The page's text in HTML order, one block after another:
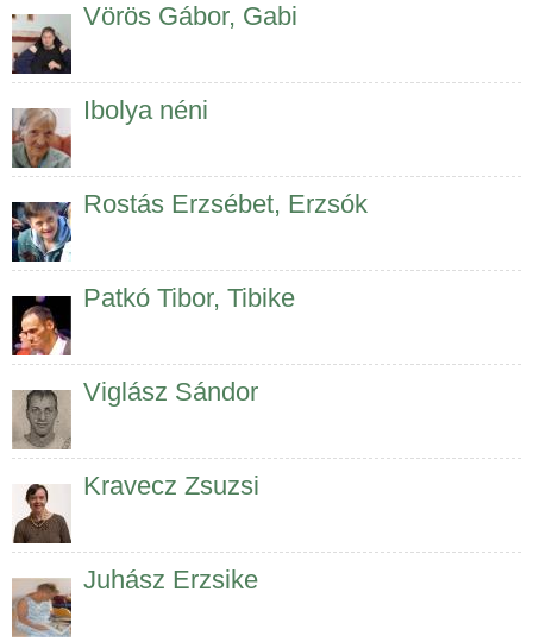
Vörös Gábor, Gabi
Ibolya néni
Rostás Erzsébet, Erzsók
Patkó Tibor, Tibike
Viglász Sándor
Kravecz Zsuzsi
Juhász Erzsike